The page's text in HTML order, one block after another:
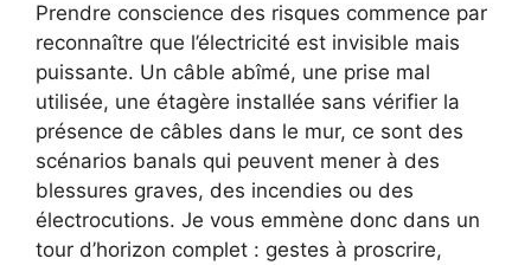
Prendre conscience des risques commence par
reconnaître que l’électricité est invisible mais
puissante. Un câble abîmé, une prise mal
utilisée, une étagère installée sans vérifier la
présence de câbles dans le mur, ce sont des
scénarios banals qui peuvent mener à des
blessures graves, des incendies ou des
électrocutions. Je vous emmène donc dans un
tour d’horizon complet : gestes à proscrire,